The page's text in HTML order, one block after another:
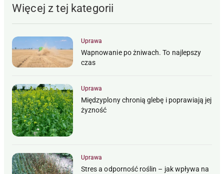
Więcej z tej kategorii
Uprawa
Wapnowanie po żniwach. To najlepszy
czas
Uprawa
Międzyplony chronią glebę i poprawiają jej
żyzność
Uprawa
Stres a odporność roślin – jak wpływa na